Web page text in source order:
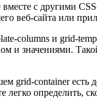
с другими
веб-сайта или
columns и grid-
и значениями.
grid-container
определить,